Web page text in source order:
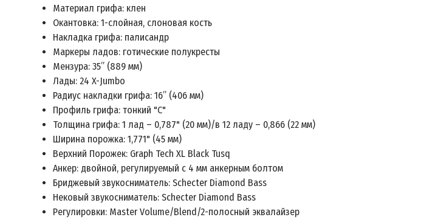
Материал грифа: клен
Окантовка: 1-слойная, слоновая кость
Накладка грифа: палисандр
Маркеры ладов: готические полукресты
Мензура: 35” (889 мм)
Лады: 24 X-Jumbo
Радиус накладки грифа: 16” (406 мм)
Профиль грифа: тонкий "С"
Толщина грифа: 1 лад – 0,787" (20 мм)/в 12 ладу – 0,866 (22 мм)
Ширина порожка: 1,771" (45 мм)
Верхний Порожек: Graph Tech XL Black Tusq
Анкер: двойной, регулируемый с 4 мм анкерным болтом
Бриджевый звукосниматель: Schecter Diamond Bass
Нековый звукосниматель: Schecter Diamond Bass
Регулировки: Master Volume/Blend/2-полосный эквалайзер